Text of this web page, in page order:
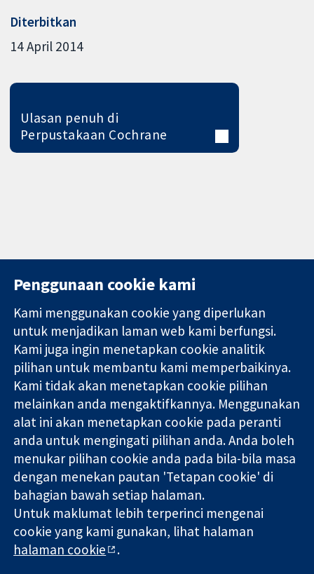
Diterbitkan
14 April 2014
Ulasan penuh di
Perpustakaan Cochrane
Bukti yang
dipercayai.
keputusan
termaklum
Kesihatan yang
lebih baik
11-13 Cavendish
Square
London
W1G 0AN
United Kingdom
Hubungi kita
Berita
Pejabat
akhbar
Perihal Kami
Pekerjaan
Cochrane
Library
Kolaborasi Cochrane ialah sebuah badan amal (no. 1045921) dan
sebuah syarikat terhad oleh jaminan (no. 03044323) yang
berdaftar di England & Wales. Nombor pendaftaran VAT GB 718
2127 49.
Hak Cipta © 2026 Kolabrasi Cochrane
Penggunaan cookie kami
Kami menggunakan cookie yang diperlukan
untuk menjadikan laman web kami berfungsi.
Kami juga ingin menetapkan cookie analitik
pilihan untuk membantu kami memperbaikinya.
Kami tidak akan menetapkan cookie pilihan
melainkan anda mengaktifkannya. Menggunakan
alat ini akan menetapkan cookie pada peranti
anda untuk mengingati pilihan anda. Anda boleh
menukar pilihan cookie anda pada bila-bila masa
dengan menekan pautan 'Tetapan cookie' di
bahagian bawah setiap halaman.
Untuk maklumat lebih terperinci mengenai
cookie yang kami gunakan, lihat halaman
halaman cookie
.